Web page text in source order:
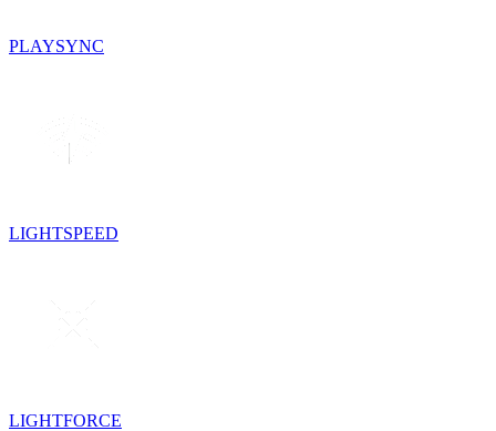
PLAYSYNC
LIGHTSPEED
LIGHTFORCE